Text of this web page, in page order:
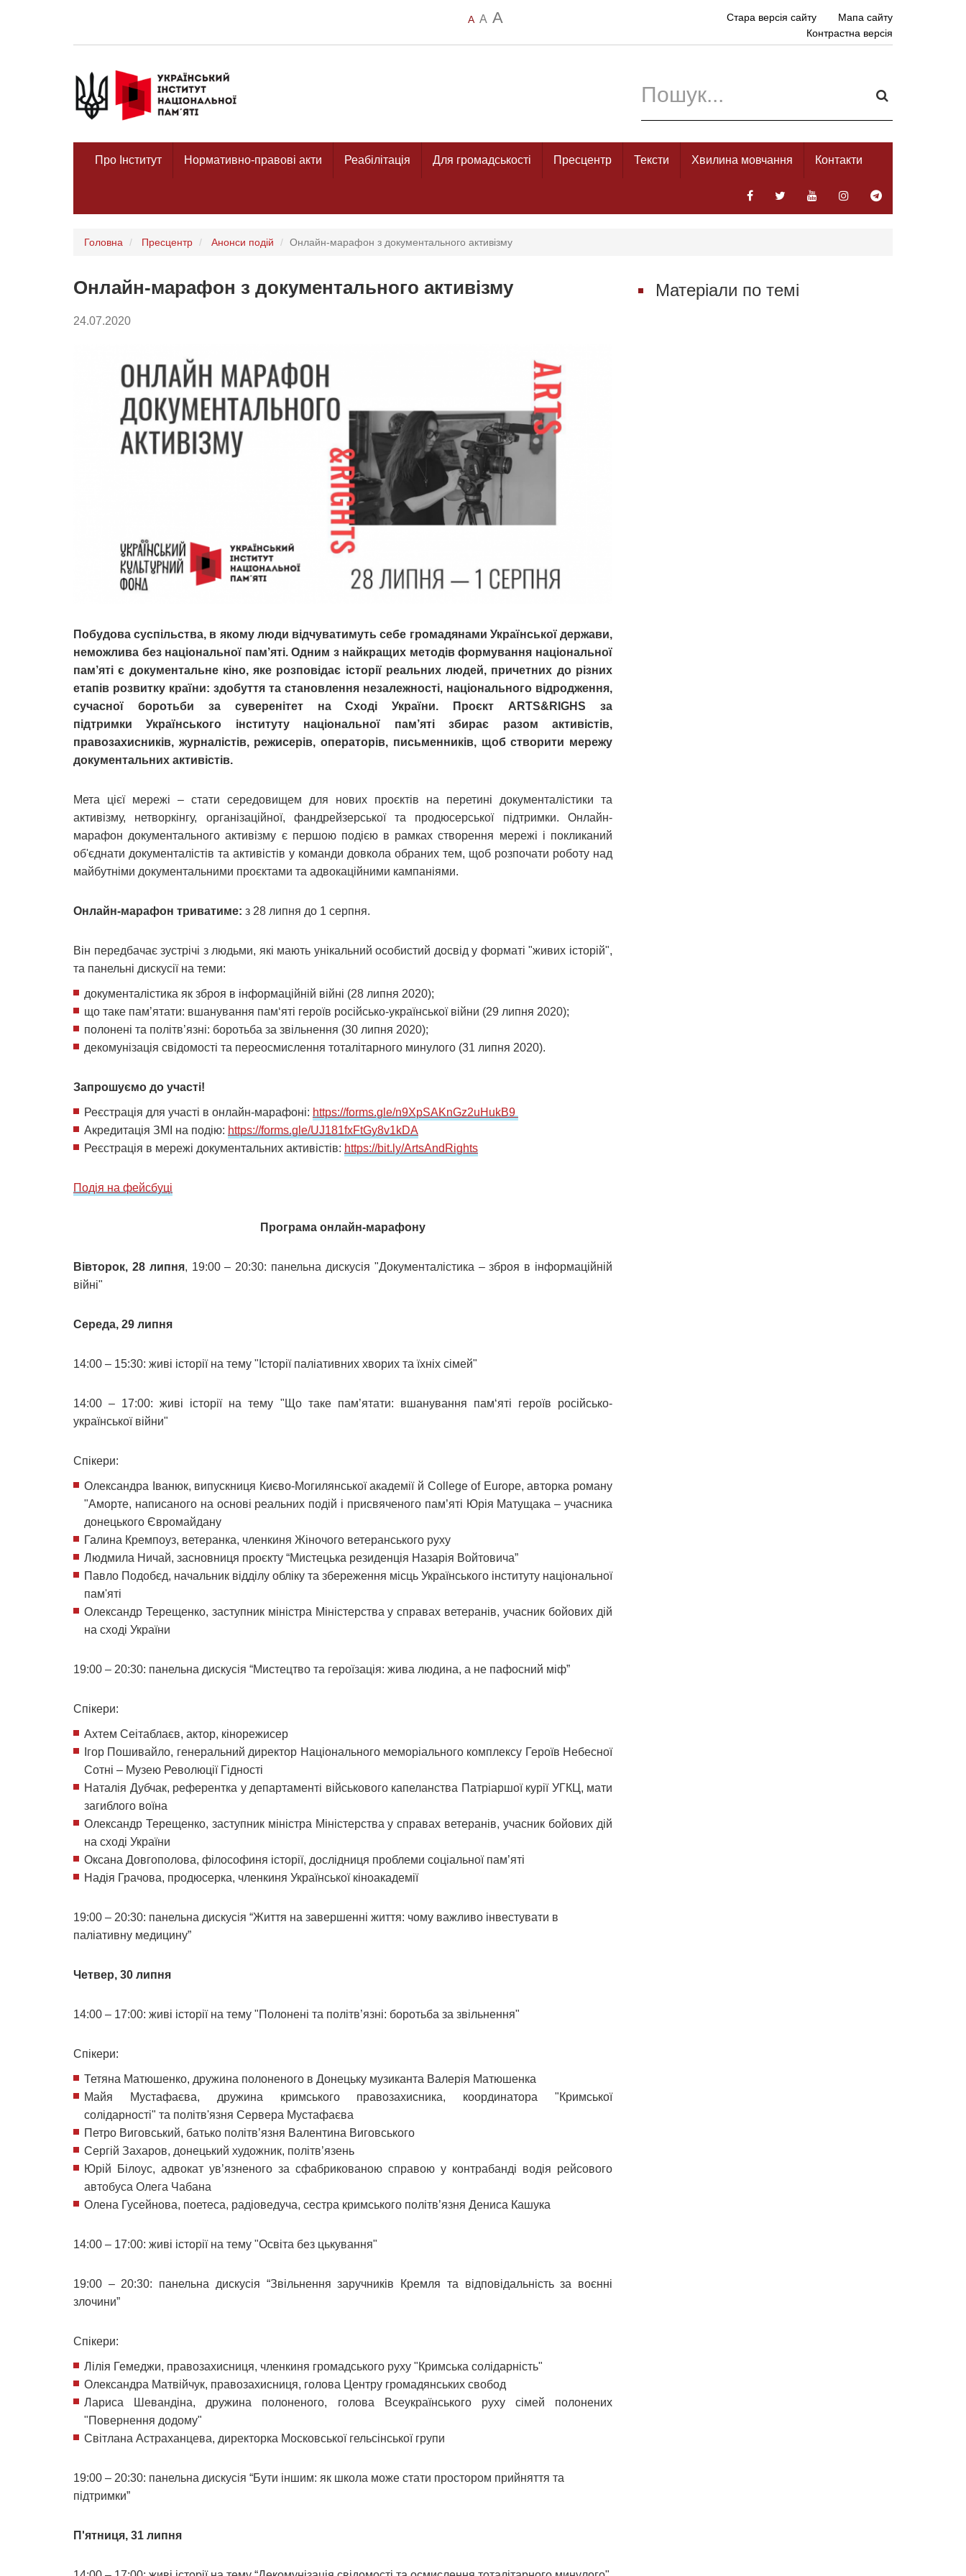
A A A Стара версія сайту
Мапа сайту
Контрастна версія
Про Інститут Нормативно-правові акти Реабілітація Для громадськості Пресцентр Тексти Хвилина мовчання Контакти
Головна Пресцентр Анонси подій Онлайн-марафон з документального активізму
Онлайн-марафон з документального активізму
24.07.2020
Побудова суспільства, в якому люди відчуватимуть себе громадянами Української держави,
неможлива без національної пам’яті. Одним з найкращих методів формування національної
пам’яті є документальне кіно, яке розповідає історії реальних людей, причетних до різних
етапів розвитку країни: здобуття та становлення незалежності, національного відродження,
сучасної боротьби за суверенітет на Сході України. Проєкт ARTS&RIGHS за
підтримки Українського інституту національної пам’яті збирає разом активістів,
правозахисників, журналістів, режисерів, операторів, письменників, щоб створити мережу
документальних активістів.
Мета цієї мережі – стати середовищем для нових проєктів на перетині документалістики та
активізму, нетворкінгу, організаційної, фандрейзерської та продюсерської підтримки. Онлайн-
марафон документального активізму є першою подією в рамках створення мережі і покликаний
об'єднати документалістів та активістів у команди довкола обраних тем, щоб розпочати роботу над
майбутніми документальними проєктами та адвокаційними кампаніями.
Онлайн-марафон триватиме: з 28 липня до 1 серпня.
Він передбачає зустрічі з людьми, які мають унікальний особистий досвід у форматі "живих історій",
та панельні дискусії на теми:
документалістика як зброя в інформаційній війні (28 липня 2020);
що таке пам’ятати: вшанування пам‘яті героїв російсько-української війни (29 липня 2020);
полонені та політв’язні: боротьба за звільнення (30 липня 2020);
декомунізація свідомості та переосмислення тоталітарного минулого (31 липня 2020).
Запрошуємо до участі!
Реєстрація для участі в онлайн-марафоні: https://forms.gle/n9XpSAKnGz2uHukB9
Акредитація ЗМІ на подію: https://forms.gle/UJ181fxFtGy8v1kDA
Реєстрація в мережі документальних активістів: https://bit.ly/ArtsAndRights
Подія на фейсбуці
Програма онлайн-марафону
Вівторок, 28 липня, 19:00 – 20:30: панельна дискусія "Документалістика – зброя в інформаційній
війні"
Середа, 29 липня
14:00 – 15:30: живі історії на тему "Історії паліативних хворих та їхніх сімей"
14:00 – 17:00: живі історії на тему "Що таке пам’ятати: вшанування пам‘яті героїв російсько-
української війни"
Спікери:
Олександра Іванюк, випускниця Києво-Могилянської академії й Сollege of Europe, авторка роману
"Аморте, написаного на основі реальних подій і присвяченого пам’яті Юрія Матущака – учасника
донецького Євромайдану
Галина Кремпоуз, ветеранка, членкиня Жіночого ветеранського руху
Людмила Ничай, засновниця проєкту “Мистецька резиденція Назарія Войтовича”
Павло Подобєд, начальник відділу обліку та збереження місць Українського інституту національної
пам'яті
Олександр Терещенко, заступник міністра Міністерства у справах ветеранів, учасник бойових дій
на сході України
19:00 – 20:30: панельна дискусія “Мистецтво та героїзація: жива людина, а не пафосний міф”
Спікери:
Ахтем Сеітаблаєв, актор, кінорежисер
Ігор Пошивайло, генеральний директор Національного меморіального комплексу Героїв Небесної
Сотні – Музею Революції Гідності
Наталія Дубчак, референтка у департаменті військового капеланства Патріаршої курії УГКЦ, мати
загиблого воїна
Олександр Терещенко, заступник міністра Міністерства у справах ветеранів, учасник бойових дій
на сході України
Оксана Довгополова, філософиня історії, дослідниця проблеми соціальної пам’яті
Надія Грачова, продюсерка, членкиня Української кіноакадемії
19:00 – 20:30: панельна дискусія “Життя на завершенні життя: чому важливо інвестувати в
паліативну медицину”
Четвер, 30 липня
14:00 – 17:00: живі історії на тему "Полонені та політв’язні: боротьба за звільнення"
Спікери:
Тетяна Матюшенко, дружина полоненого в Донецьку музиканта Валерія Матюшенка
Майя Мустафаєва, дружина кримського правозахисника, координатора "Кримської
солідарності" та політв'язня Сервера Мустафаєва
Петро Виговський, батько політв’язня Валентина Виговського
Сергій Захаров, донецький художник, політв’язень
Юрій Білоус, адвокат ув’язненого за сфабрикованою справою у контрабанді водія рейсового
автобуса Олега Чабана
Олена Гусейнова, поетеса, радіоведуча, сестра кримського політв’язня Дениса Кашука
14:00 – 17:00: живі історії на тему "Освіта без цькування"
19:00 – 20:30: панельна дискусія “Звільнення заручників Кремля та відповідальність за воєнні
злочини”
Спікери:
Лілія Гемеджи, правозахисниця, членкиня громадського руху "Кримська солідарність"
Олександра Матвійчук, правозахисниця, голова Центру громадянських свобод
Лариса Шевандіна, дружина полоненого, голова Всеукраїнського руху сімей полонених
"Повернення додому"
Світлана Астраханцева, директорка Московської гельсінської групи
19:00 – 20:30: панельна дискусія “Бути іншим: як школа може стати простором прийняття та
підтримки”
П'ятниця, 31 липня
Матеріали по темі